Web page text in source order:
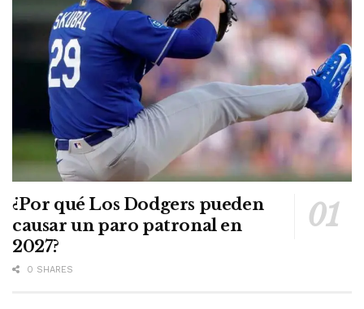
¿Por qué Los Dodgers pueden
causar un paro patronal en
2027?
0 SHARES